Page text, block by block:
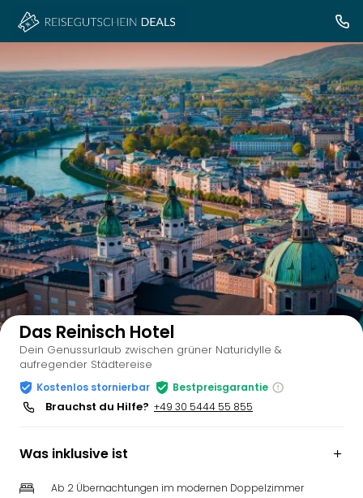
Auf der Karte anzeigen
Das Reinisch Hotel
Dein Genussurlaub zwischen grüner Naturidylle &
aufregender Städtereise
Kostenlos stornierbar Bestpreisgarantie
Brauchst du Hilfe? +49 30 5444 55 855
Was inklusive ist
Ab 2 Übernachtungen im modernen Doppelzimmer